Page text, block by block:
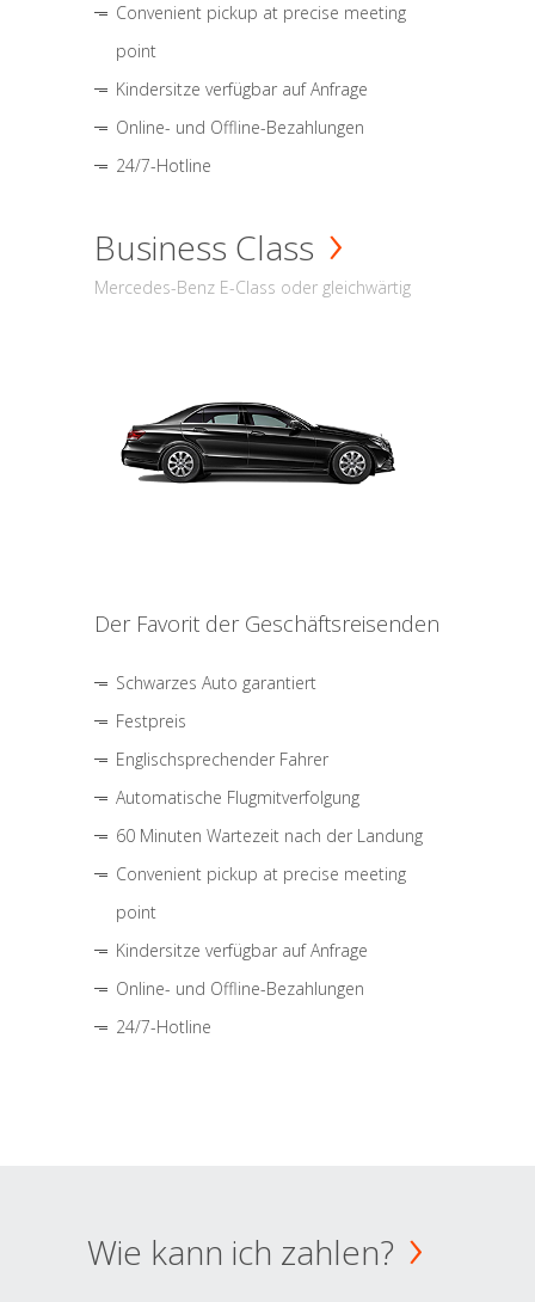
Convenient pickup at precise meeting
point
Kindersitze verfügbar auf Anfrage
Online- und Offline-Bezahlungen
24/7-Hotline
Business Class
Mercedes-Benz E-Class oder gleichwärtig
Der Favorit der Geschäftsreisenden
Schwarzes Auto garantiert
Festpreis
Englischsprechender Fahrer
Automatische Flugmitverfolgung
60 Minuten Wartezeit nach der Landung
Convenient pickup at precise meeting
point
Kindersitze verfügbar auf Anfrage
Online- und Offline-Bezahlungen
24/7-Hotline
Wie kann ich zahlen?